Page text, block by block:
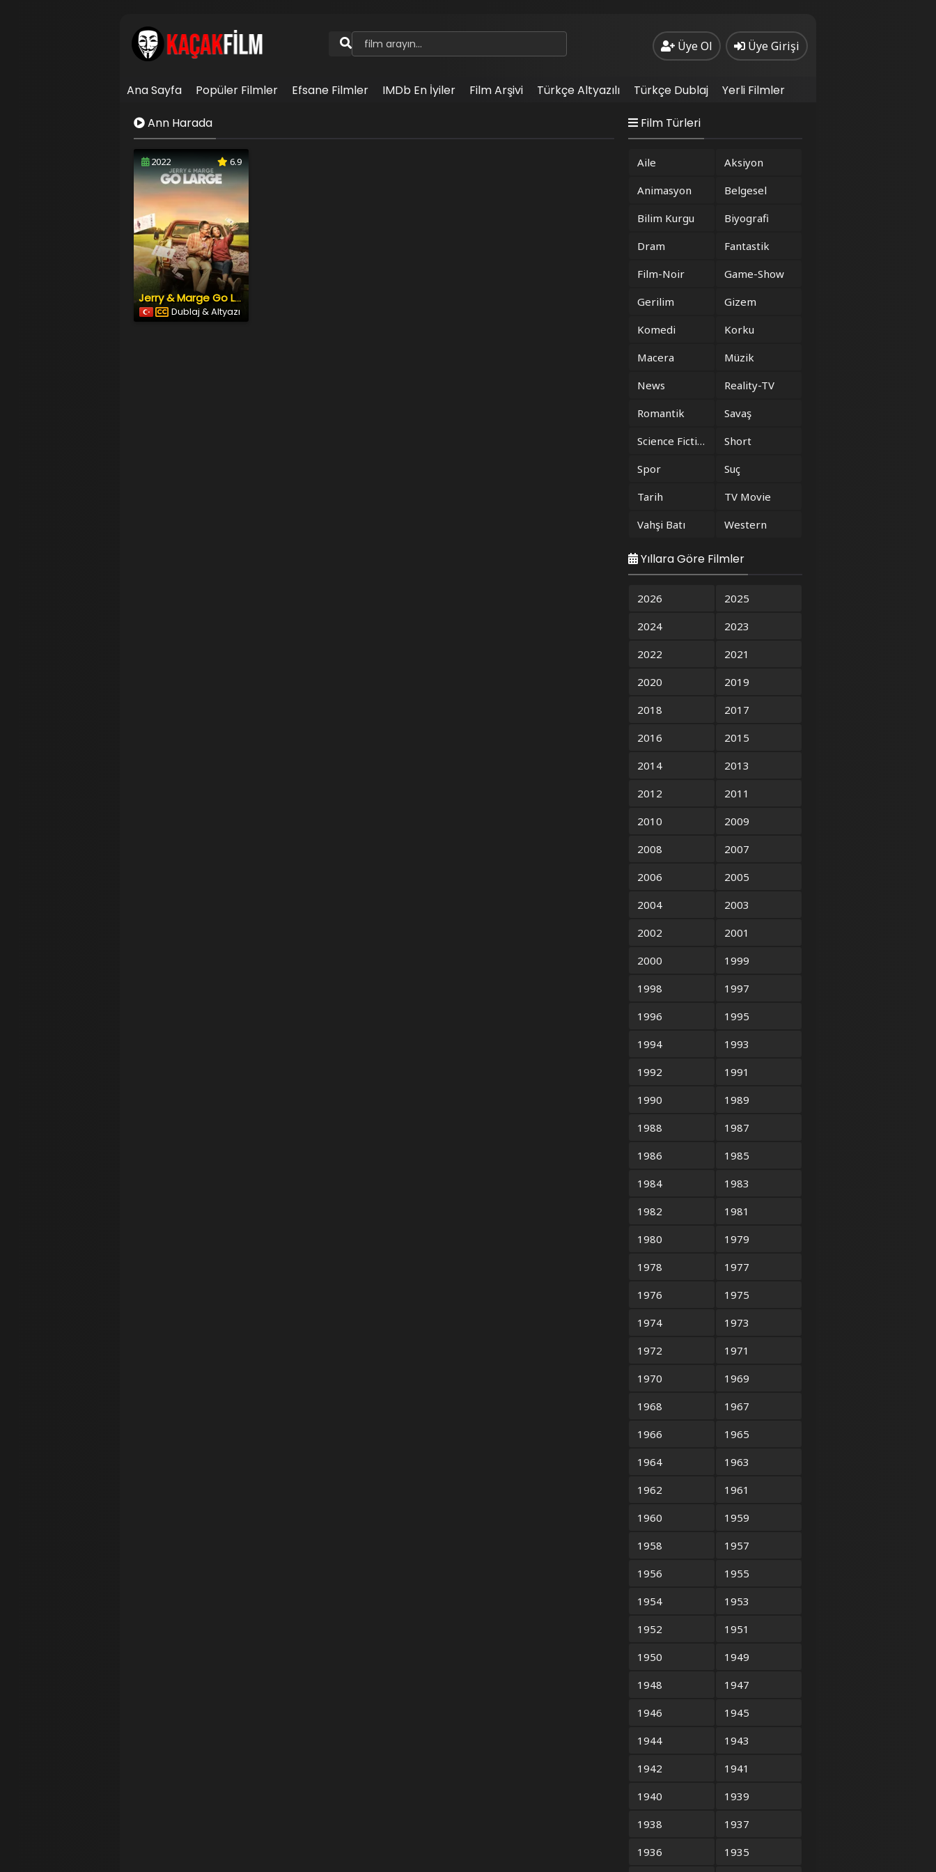
Üye Ol Üye Girişi
Ana Sayfa Popüler Filmler Efsane Filmler IMDb En İyiler Film Arşivi Türkçe Altyazılı Türkçe Dublaj
Yerli Filmler
İletişim
Ann Harada
2022 6.9
Jerry & Marge Go Large
Dublaj & Altyazı
Film Türleri
Aile
Aksiyon
Animasyon
Belgesel
Bilim Kurgu
Biyografi
Dram
Fantastik
Film-Noir
Game-Show
Gerilim
Gizem
Komedi
Korku
Macera
Müzik
News
Reality-TV
Romantik
Savaş
Science Fiction
Short
Spor
Suç
Tarih
TV Movie
Vahşi Batı
Western
Yıllara Göre Filmler
2026
2025
2024
2023
2022
2021
2020
2019
2018
2017
2016
2015
2014
2013
2012
2011
2010
2009
2008
2007
2006
2005
2004
2003
2002
2001
2000
1999
1998
1997
1996
1995
1994
1993
1992
1991
1990
1989
1988
1987
1986
1985
1984
1983
1982
1981
1980
1979
1978
1977
1976
1975
1974
1973
1972
1971
1970
1969
1968
1967
1966
1965
1964
1963
1962
1961
1960
1959
1958
1957
1956
1955
1954
1953
1952
1951
1950
1949
1948
1947
1946
1945
1944
1943
1942
1941
1940
1939
1938
1937
1936
1935